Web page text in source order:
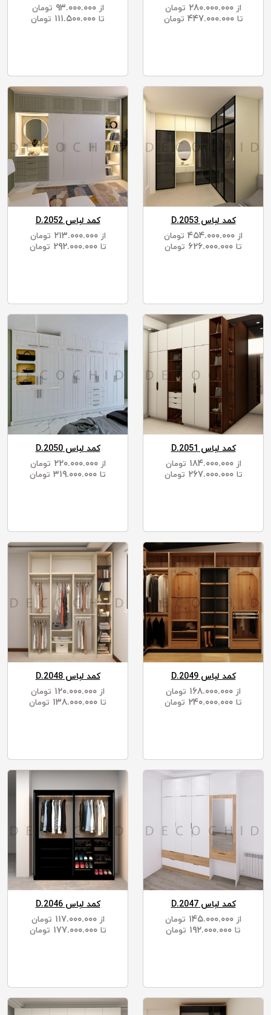
کمد لباس D.2046
از ۱۱۷.۰۰۰.۰۰۰
تومان
تا ۱۷۷.۰۰۰.۰۰۰ تومان
کمد لباس D.2047
از
تومان
تا
تومان
کمد لباس D.2048
از
تومان
تا
تومان
کمد لباس D.2049
از
تومان
تا
تومان
کمد لباس D.2050
از ۲۲۰.۰۰۰.۰۰۰
تومان
تا
تومان
کمد لباس D.2051
از ۱۸۴.۰۰۰.۰۰۰
تومان
تا ۲۶۷.۰۰۰.۰۰۰ تومان
کمد لباس D.2052
از ۲۱۳.۰۰۰.۰۰۰
تومان
تا ۲۹۲.۰۰۰.۰۰۰ تومان
کمد لباس D.2053
از
تومان
تا
تومان
از ۹۳.۰۰۰.۰۰۰
تومان
تا
تومان
از
تومان
تا ۴۴۷.۰۰۰.۰۰۰ تومان